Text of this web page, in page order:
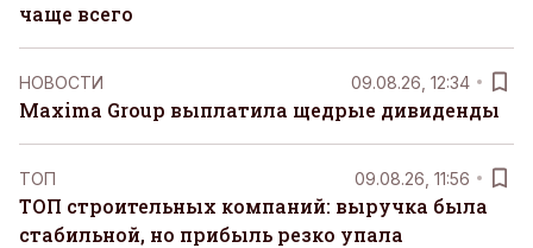
чаще всего
НОВОСТИ 09.08.26, 12:34
Maxima Group выплатила щедрые дивиденды
ТОП 09.08.26, 11:56
ТОП строительных компаний: выручка была
стабильной, но прибыль резко упала